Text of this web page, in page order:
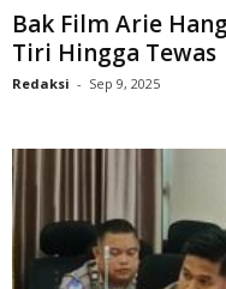
Bak Film Arie
Tiri Hingga Tewas
Redaksi - Sep 9, 2025